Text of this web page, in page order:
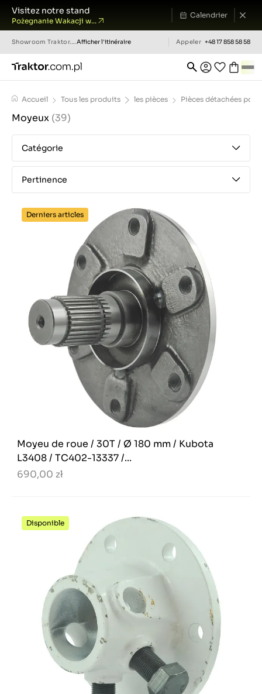
Visitez notre stand
Pożegnanie Wakacji w...
Calendrier
Showroom Traktor.com.pl Afficher l'itinéraire Appeler +48 17 858 58 58
Accueil Tous les produits les pièces Pièces détachées
Moyeux (39)
Catégorie
Pertinence
Derniers articles
Moyeu de roue / 30T / Ø 180 mm / Kubota
L3408 / TC402-13337 /...
690,00 zł
Disponible